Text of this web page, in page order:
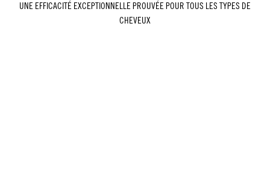
UNE EFFICACITÉ EXCEPTIONNELLE PROUVÉE POUR TOUS LES TYPES DE
CHEVEUX